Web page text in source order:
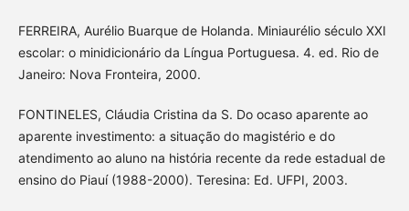
FERREIRA, Aurélio Buarque de Holanda. Miniaurélio século XXI
escolar: o minidicionário da Língua Portuguesa. 4. ed. Rio de
Janeiro: Nova Fronteira, 2000.
FONTINELES, Cláudia Cristina da S. Do ocaso aparente ao
aparente investimento: a situação do magistério e do
atendimento ao aluno na história recente da rede estadual de
ensino do Piauí (1988-2000). Teresina: Ed. UFPI, 2003.